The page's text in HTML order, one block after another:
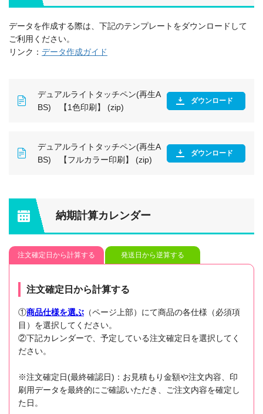
データを作成する際は、下記のテンプレートをダウンロードして
ご利用ください。
リンク： データ作成ガイド
デュアルライトタッチペン(再生A
BS) 【1色印刷】 (zip)
ダウンロード
デュアルライトタッチペン(再生A
BS) 【フルカラー印刷】 (zip)
ダウンロード
納期計算カレンダー
注文確定日から計算する 発送日から逆算する
注文確定日から計算する
①商品仕様を選ぶ （ページ上部）にて商品の各仕様（必須項
目）を選択してください。
②下記カレンダーで、予定している注文確定日を選択してく
ださい。
※注文確定日(最終確認日)：お見積もり金額や注文内容、印
刷用データを最終的にご確認いただき、ご注文内容を確定し
た日。